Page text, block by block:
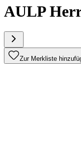
AULP
Zur Merkliste